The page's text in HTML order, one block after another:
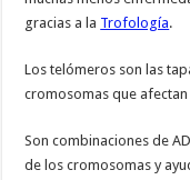
gracias a la Trofología.
Los telómeros son las
cromosomas que afectan
Son combinaciones de
de los cromosomas y